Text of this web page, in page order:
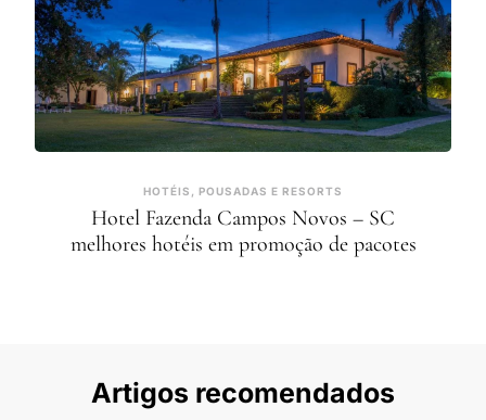
HOTÉIS, POUSADAS E RESORTS
Hotel Fazenda Campos Novos – SC
melhores hotéis em promoção de pacotes
Artigos recomendados